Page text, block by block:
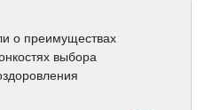
о преимуществах
выбора